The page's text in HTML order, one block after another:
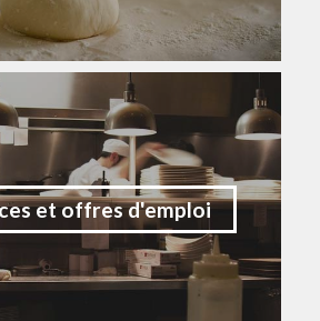
et offres d'emploi